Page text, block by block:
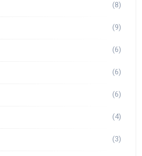
(8)
(9)
(6)
(6)
(6)
(4)
(3)